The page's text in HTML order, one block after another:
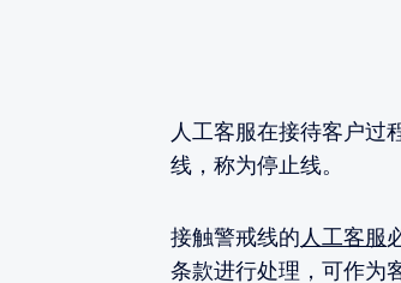
人工客服在接待客户过
线，称为停止线。
接触警戒线的 人工客服
条款进行处理，可作为